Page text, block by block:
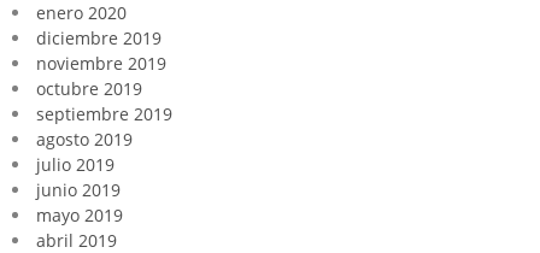
enero 2020
diciembre 2019
noviembre 2019
octubre 2019
septiembre 2019
agosto 2019
julio 2019
junio 2019
mayo 2019
abril 2019